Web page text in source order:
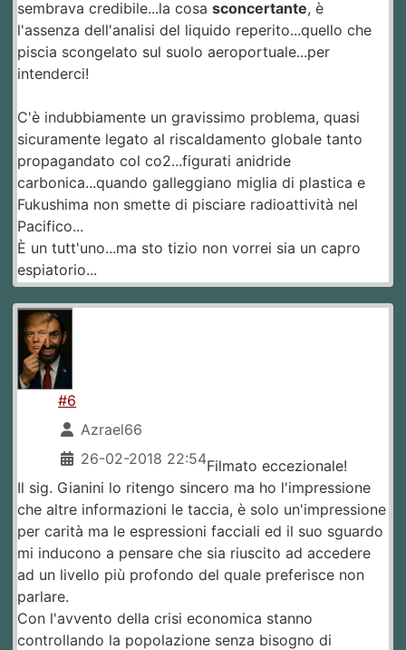
sembrava credibile...la cosa sconcertante, è
l'assenza dell'analisi del liquido reperito...quello che
piscia scongelato sul suolo aeroportuale...per
intenderci!
C'è indubbiamente un gravissimo problema, quasi
sicuramente legato al riscaldamento globale tanto
propagandato col co2...figurati anidride
carbonica...quando galleggiano miglia di plastica e
Fukushima non smette di pisciare radioattività nel
Pacifico...
È un tutt'uno...ma sto tizio non vorrei sia un capro
espiatorio...
#6
Azrael66
26-02-2018 22:54Filmato eccezionale!
Il sig. Gianini lo ritengo sincero ma ho l'impressione
che altre informazioni le taccia, è solo un'impressione
per carità ma le espressioni facciali ed il suo sguardo
mi inducono a pensare che sia riuscito ad accedere
ad un livello più profondo del quale preferisce non
parlare.
Con l'avvento della crisi economica stanno
controllando la popolazione senza bisogno di